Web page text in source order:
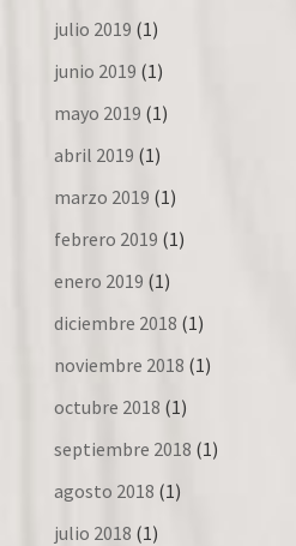
julio 2019 (1)
junio 2019 (1)
mayo 2019 (1)
abril 2019 (1)
marzo 2019 (1)
febrero 2019 (1)
enero 2019 (1)
diciembre 2018 (1)
noviembre 2018 (1)
octubre 2018 (1)
septiembre 2018 (1)
agosto 2018 (1)
julio 2018 (1)